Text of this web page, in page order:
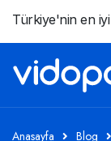
Türkiye'nin en iyi
Anasayfa Blog